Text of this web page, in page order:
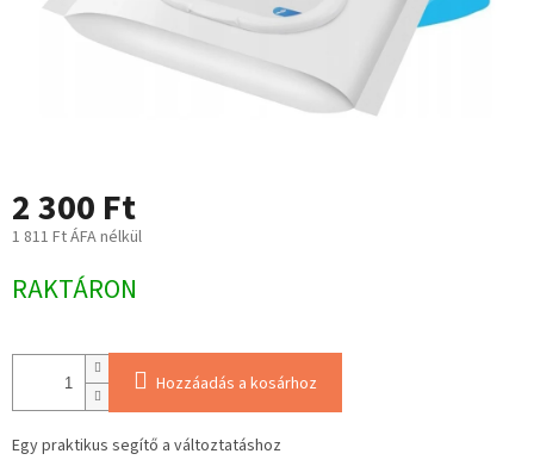
2 300 Ft
1 811 Ft ÁFA nélkül
Egységár:
RAKTÁRON
Hozzáadás a kosárhoz
Egy praktikus segítő a változtatáshoz